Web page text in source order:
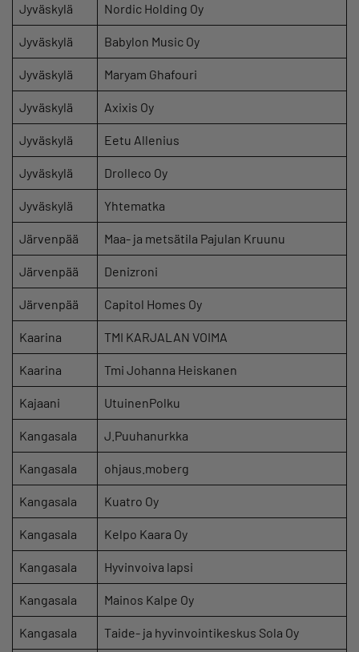
Jyväskylä Nordic Holding Oy
Jyväskylä Babylon Music Oy
Jyväskylä Maryam Ghafouri
Jyväskylä Axixis Oy
Jyväskylä Eetu Allenius
Jyväskylä Drolleco Oy
Jyväskylä Yhtematka
Järvenpää Maa- ja metsätila Pajulan Kruunu
Järvenpää Denizroni
Järvenpää Capitol Homes Oy
Kaarina TMI KARJALAN VOIMA
Kaarina Tmi Johanna Heiskanen
Kajaani UtuinenPolku
Kangasala J.Puuhanurkka
Kangasala ohjaus.moberg
Kangasala Kuatro Oy
Kangasala Kelpo Kaara Oy
Kangasala Hyvinvoiva lapsi
Kangasala Mainos Kalpe Oy
Kangasala Taide- ja hyvinvointikeskus Sola Oy